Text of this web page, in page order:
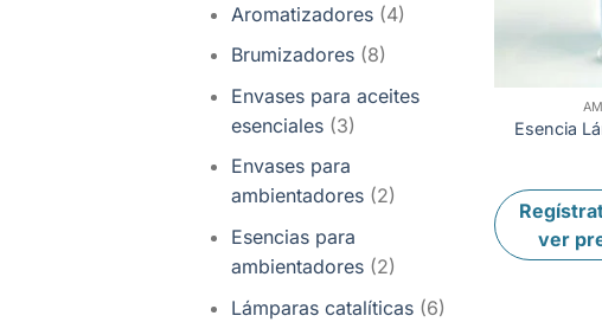
Aromatizadores (4)
Brumizadores (8)
Envases para aceites
esenciales (3)
Envases para
ambientadores (2)
Esencias para
ambientadores (2)
Lámparas catalíticas (6)
Esencia
ver